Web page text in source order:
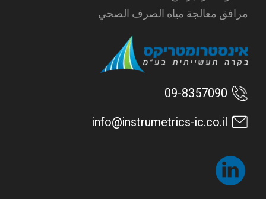
مرافق معالجة مياه الصرف الصحي
09-8357090
info@instrumetrics-ic.co.il